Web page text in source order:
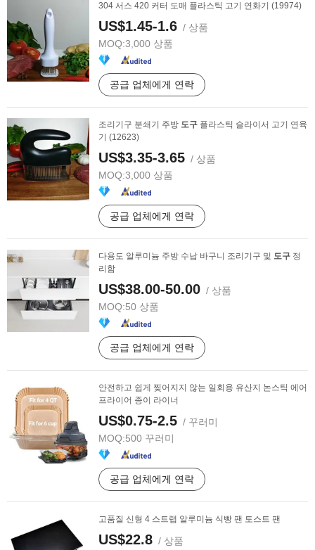
304 서스 420 커터 도매 플라스틱 고기 연화기 (19974)
US$1.45-1.6 / 상품
MOQ:3,000 상품
공급 업체에게 연락
조리기구 분쇄기 주방 도구 플라스틱 슬라이서 고기 연육
기 (12623)
US$3.35-3.65 / 상품
MOQ:3,000 상품
공급 업체에게 연락
다용도 알루미늄 주방 수납 바구니 조리기구 및 도구 정
리함
US$38.00-50.00 / 상품
MOQ:50 상품
공급 업체에게 연락
안전하고 쉽게 찢어지지 않는 일회용 유산지 논스틱 에어
프라이어 종이 라이너
US$0.75-2.5 / 꾸러미
MOQ:500 꾸러미
공급 업체에게 연락
고품질 신형 4 스트랩 알루미늄 식빵 팬 토스트 팬
US$22.8 / 상품